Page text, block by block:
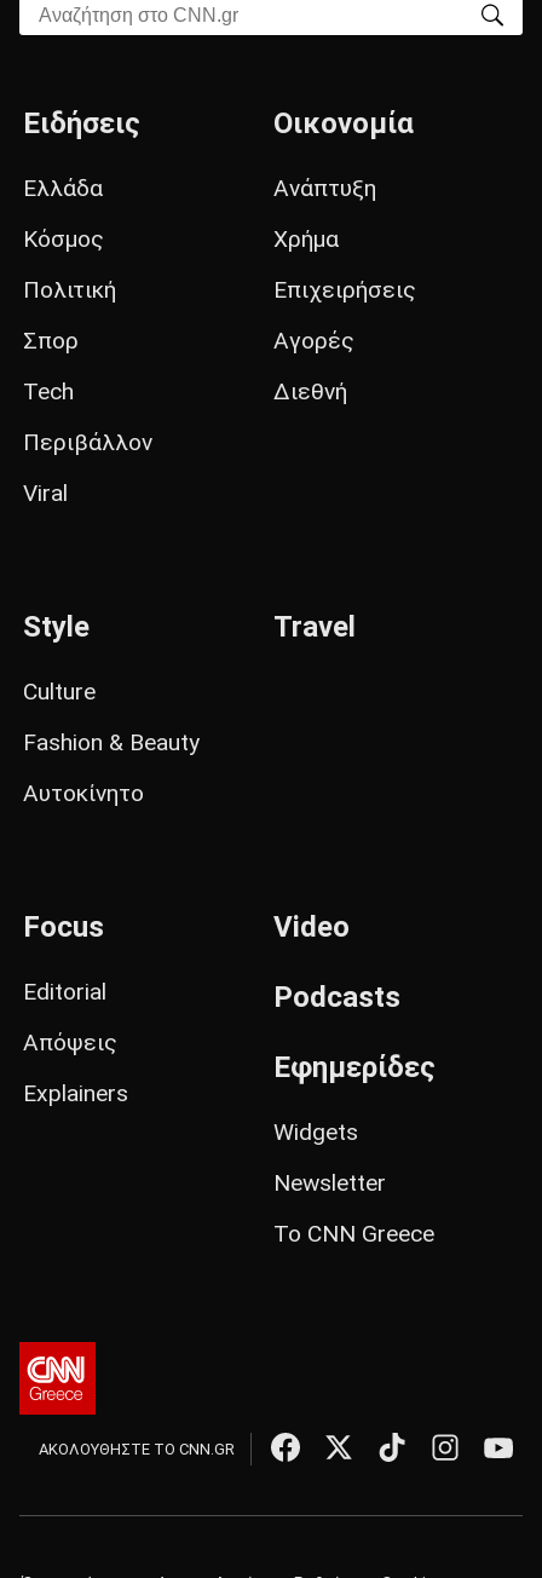
Αναζήτηση στο CNN.gr
Ειδήσεις
Ελλάδα
Κόσμος
Πολιτική
Σπορ
Tech
Περιβάλλον
Viral
Οικονομία
Ανάπτυξη
Χρήμα
Επιχειρήσεις
Αγορές
Διεθνή
Style
Culture
Fashion & Beauty
Αυτοκίνητο
Travel
Focus
Editorial
Απόψεις
Explainers
Video
Podcasts
Εφημερίδες
Widgets
Newsletter
Το CNN Greece
ΑΚΟΛΟΥΘΗΣΤΕ ΤΟ CNN.GR